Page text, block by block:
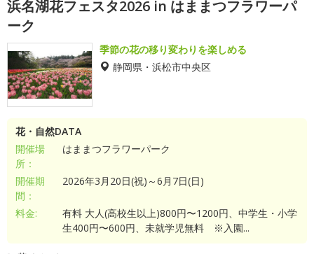
浜名湖花フェスタ2026 in はままつフラワーパ
ーク
季節の花の移り変わりを楽しめる
静岡県・浜松市中央区
花・自然DATA
開催場
所：
はままつフラワーパーク
開催期
間：
2026年3月20日(祝)～6月7日(日)
料金:
有料 大人(高校生以上)800円〜1200円、中学生・小学
生400円〜600円、未就学児無料 ※入園...